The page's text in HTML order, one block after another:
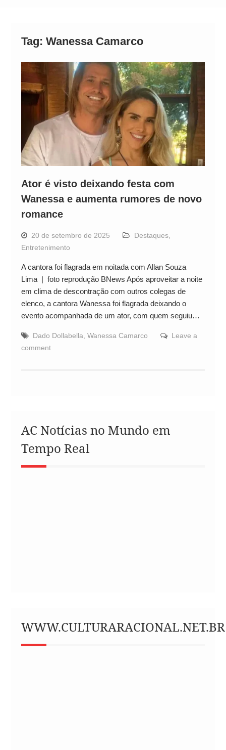
Tag: Wanessa Camarco
Ator é visto deixando festa com
Wanessa e aumenta rumores de novo
romance
20 de setembro de 2025 Destaques,
Entretenimento
A cantora foi flagrada em noitada com Allan Souza
Lima | foto reprodução BNews Após aproveitar a noite
em clima de descontração com outros colegas de
elenco, a cantora Wanessa foi flagrada deixando o
evento acompanhada de um ator, com quem seguiu…
Dado Dollabella Wanessa Camarco
Leave a
comment
AC Notícias no Mundo em
Tempo Real
WWW.CULTURARACIONAL.NET.BR